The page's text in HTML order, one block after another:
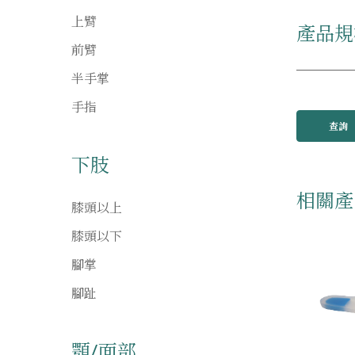
上臂
前臂
半手掌
手指
下肢
膝頭以上
膝頭以下
腳掌
腳趾
產品
查詢
相關